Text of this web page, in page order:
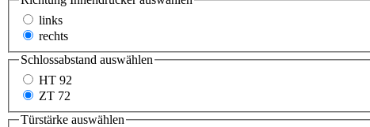
links
rechts
Schlossabstand auswählen
HT 92
ZT 72
Türstärke auswählen